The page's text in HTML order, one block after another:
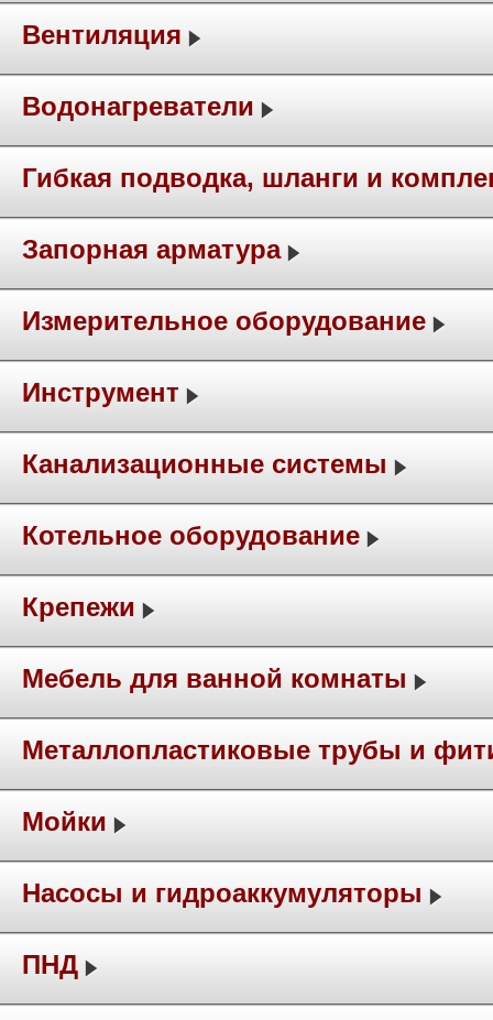
Вентиляция
Водонагреватели
Гибкая подводка, шланги и
Запорная арматура
Измерительное оборудование
Инструмент
Канализационные системы
Котельное оборудование
Крепежи
Мебель для ванной комнаты
Металлопластиковые трубы и
Мойки
Насосы и гидроаккумуляторы
ПНД